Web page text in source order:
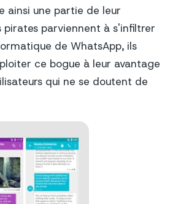
ainsi une partie de leur
pirates parviennent à s'infiltrer
de WhatsApp, ils
ce bogue à leur avantage
qui ne se doutent de